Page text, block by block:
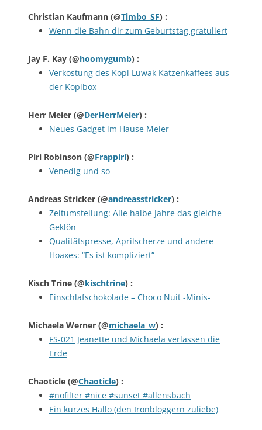
Christian Kaufmann (@Timbo_SF) :
Wenn die Bahn dir zum Geburtstag gratuliert
Jay F. Kay (@hoomygumb) :
Verkostung des Kopi Luwak Katzenkaffees aus
der Kopibox
Herr Meier (@DerHerrMeier) :
Neues Gadget im Hause Meier
Piri Robinson (@Frappiri) :
Venedig und so
Andreas Stricker (@andreasstricker) :
Zeitumstellung: Alle halbe Jahre das gleiche
Geklön
Qualitätspresse, Aprilscherze und andere
Hoaxes: “Es ist kompliziert”
Kisch Trine (@kischtrine) :
Einschlafschokolade – Choco Nuit -Minis-
Michaela Werner (@michaela_w) :
FS-021 Jeanette und Michaela verlassen die
Erde
Chaoticle (@Chaoticle) :
#nofilter #nice #sunset #allensbach
Ein kurzes Hallo (den Ironbloggern zuliebe)